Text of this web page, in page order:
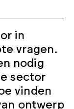
in
vragen.
nodig
sector
vinden
ontwerp